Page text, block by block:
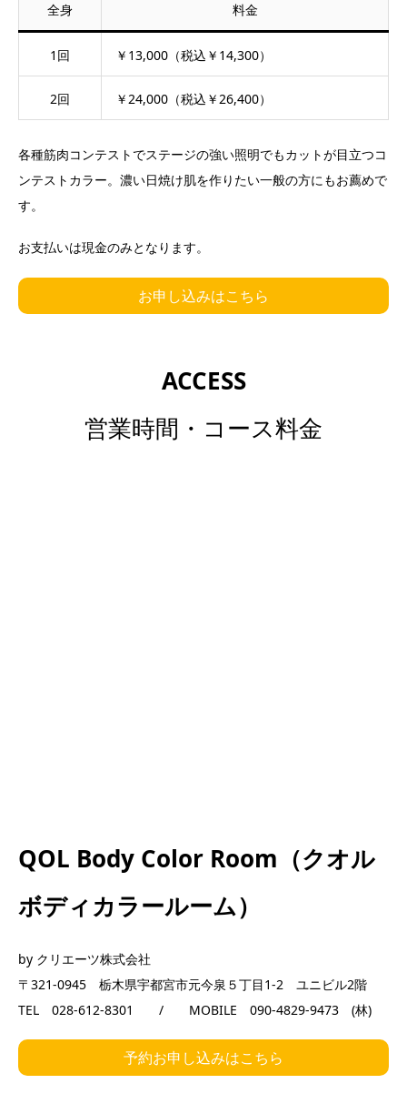
全身 料金
1回 ￥13,000（税込￥14,300）
2回 ￥24,000（税込￥26,400）
各種筋肉コンテストでステージの強い照明でもカットが目立つコ
ンテストカラー。濃い日焼け肌を作りたい一般の方にもお薦めで
す。
お支払いは現金のみとなります。
お申し込みはこちら
ACCESS
営業時間・コース料金
QOL Body Color Room（クオル
ボディカラールーム）
by クリエーツ株式会社
〒321-0945 栃木県宇都宮市元今泉５丁目1-2 ユニビル2階
TEL 028-612-8301 / MOBILE 090-4829-9473 (林)
予約お申し込みはこちら